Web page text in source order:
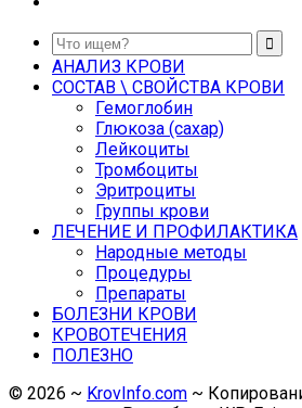
АНАЛИЗ КРОВИ
СОСТАВ \ СВОЙСТВА КРОВИ
Гемоглобин
Глюкоза (сахар)
Лейкоциты
Тромбоциты
Эритроциты
Группы крови
ЛЕЧЕНИЕ И ПРОФИЛАКТИКА
Народные методы
Процедуры
Препараты
БОЛЕЗНИ КРОВИ
КРОВОТЕЧЕНИЯ
ПОЛЕЗНО
© 2026 ~ KrovInfo.com ~